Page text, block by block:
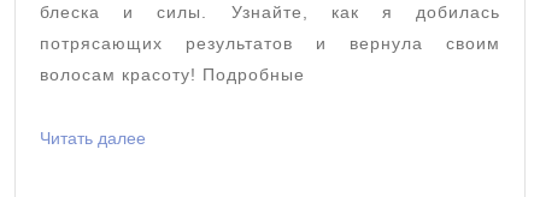
выпадения
к
блеска и силы. Узнайте, как я добилась
потрясающих результатов и вернула своим
волосам красоту! Подробные
Читать далее